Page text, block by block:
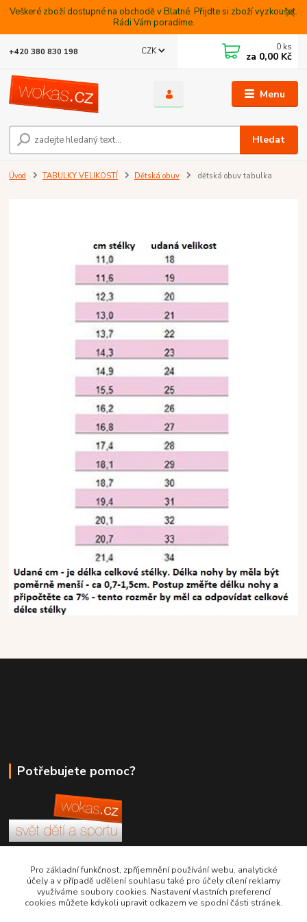
Veškeré zboží dostupné na obchodě v Blatné. Přijdte si zboží vyzkoušet.
Rádi Vám poradíme.
Menu
CZK
Hledat
+420 380 830 198 0 ks
za 0,00 Kč
Úvod TABULKY VELIKOSTÍ Dětská obuv dětská obuv tabulka
Potřebujete pomoc?
+420 380 830 198
wokas.online@yahoo.cz
Pro základní funkčnost, zpříjemnění používání webu, analytické
účely a v případě udělení souhlasu také pro účely cílení reklamy
využíváme soubory cookies. Nastavení vlastních preferencí
cookies můžete kdykoli upravit odkazem ve spodní části stránek.